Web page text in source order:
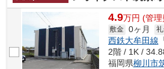
4.9万円 (管理
敷金 0ヶ月
西鉄大牟田線
2階 / 1K /
福岡県柳川市